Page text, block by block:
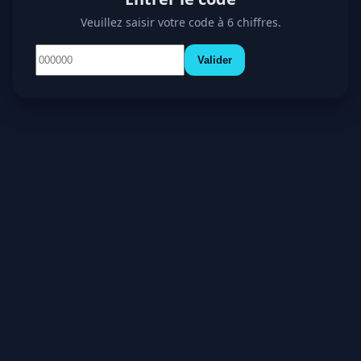
Veuillez saisir votre code à 6 chiffres.
Valider